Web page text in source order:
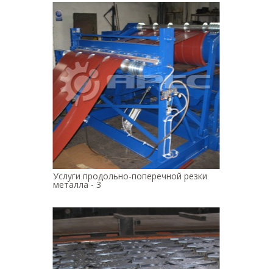
Услуги продольно-поперечной резки
металла - 3